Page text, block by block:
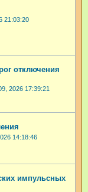
21:03:20
отключения
2026 17:39:21
14:18:46
импульсных